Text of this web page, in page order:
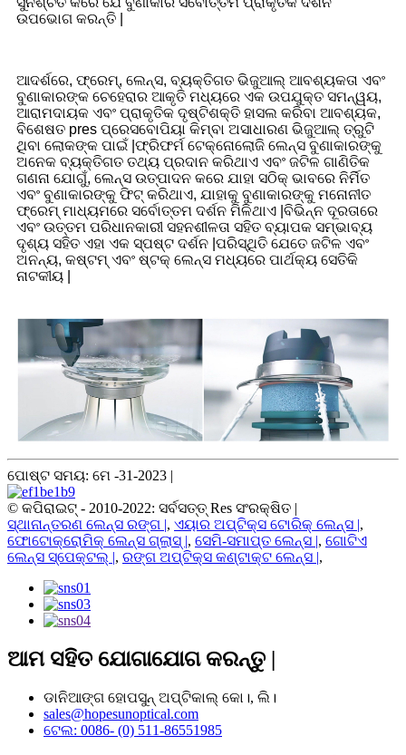
ଉପଭୋଗ କରନ୍ତି |
ଆଦର୍ଶରେ, ଫ୍ରେମ୍, ଲେନ୍ସ, ବ୍ୟକ୍ତିଗତ ଭିଜୁଆଲ୍ ଆବଶ୍ୟକତା ଏବଂ
ବୁଣାକାରଙ୍କ ଚେହେରାର ଆକୃତି ମଧ୍ୟରେ ଏକ ଉପଯୁକ୍ତ ସମନ୍ୱୟ,
ଆରାମଦାୟକ ଏବଂ ପ୍ରାକୃତିକ ଦୃଷ୍ଟିଶକ୍ତି ହାସଲ କରିବା ଆବଶ୍ୟକ,
ବିଶେଷତ pres ପ୍ରେସବୋପିୟା କିମ୍ବା ଅସାଧାରଣ ଭିଜୁଆଲ୍ ତ୍ରୁଟି
ଥିବା ଲୋକଙ୍କ ପାଇଁ |ଫ୍ରିଫର୍ମ ଟେକ୍ନୋଲୋଜି ଲେନ୍ସ ବୁଣାକାରଙ୍କୁ
ଅନେକ ବ୍ୟକ୍ତିଗତ ତଥ୍ୟ ପ୍ରଦାନ କରିଥାଏ ଏବଂ ଜଟିଳ ଗାଣିତିକ
ଗଣନା ଯୋଗୁଁ, ଲେନ୍ସ ଉତ୍ପାଦନ କରେ ଯାହା ସଠିକ୍ ଭାବରେ ନିର୍ମିତ
ଏବଂ ବୁଣାକାରଙ୍କୁ ଫିଟ୍ କରିଥାଏ, ଯାହାକୁ ବୁଣାକାରଙ୍କୁ ମନୋନୀତ
ଫ୍ରେମ୍ ମାଧ୍ୟମରେ ସର୍ବୋତ୍ତମ ଦର୍ଶନ ମିଳିଥାଏ |ବିଭିନ୍ନ ଦୂରତାରେ
ଏବଂ ଉତ୍ତମ ପରିଧାନକାରୀ ସହନଶୀଳତା ସହିତ ବ୍ୟାପକ ସମ୍ଭାବ୍ୟ
ଦୃଶ୍ୟ ସହିତ ଏହା ଏକ ସ୍ପଷ୍ଟ ଦର୍ଶନ |ପରିସ୍ଥିତି ଯେତେ ଜଟିଳ ଏବଂ
ଅନନ୍ୟ, କଷ୍ଟମ୍ ଏବଂ ଷ୍ଟକ୍ ଲେନ୍ସ ମଧ୍ୟରେ ପାର୍ଥକ୍ୟ ସେତିକି
ନାଟକୀୟ |
ପୋଷ୍ଟ ସମୟ: ମେ -31-2023 |
© କପିରାଇଟ୍ - 2010-2022: ସର୍ବସତ୍ତ୍ Res ସଂରକ୍ଷିତ |
ସ୍ଥାନାନ୍ତରଣ ଲେନ୍ସ ରଙ୍ଗ |, ଏୟାର ଅପ୍ଟିକ୍ସ ଟୋରିକ୍ ​​ଲେନ୍ସ |,
ଫୋଟୋକ୍ରୋମିକ୍ ଲେନ୍ସ ଗ୍ଲାସ୍ |, ସେମି-ସମାପ୍ତ ଲେନ୍ସ |, ଗୋଟିଏ
ଲେନ୍ସ ସ୍ପେକ୍ଟଲ୍ |, ରଙ୍ଗ ଅପ୍ଟିକ୍ସ କଣ୍ଟାକ୍ଟ ଲେନ୍ସ |,
ଆମ ସହିତ ଯୋଗାଯୋଗ କରନ୍ତୁ |
ଡାନିଆଙ୍ଗ ହୋପସୁନ୍ ଅପ୍ଟିକାଲ୍ କୋ।, ଲି।
sales@hopesunoptical.com
ଟେଲ: 0086- (0) 511-86551985